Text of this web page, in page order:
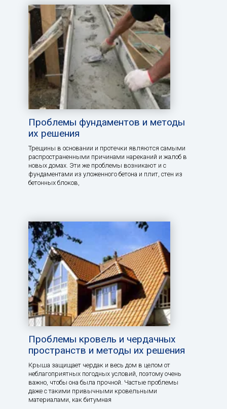
Проблемы фундаментов и методы
их решения
Трещины в основании и протечки являются самыми
распространенными причинами нареканий и жалоб в
новых домах. Эти же проблемы возникают и с
фундаментами из уложенного бетона и плит, стен из
бетонных блоков,
Проблемы кровель и чердачных
пространств и методы их решения
Крыша защищает чердак и весь дом в целом от
неблагоприятных погодных условий, поэтому очень
важно, чтобы она была прочной. Частые проблемы
даже с такими привычными кровельными
материалами, как битумная